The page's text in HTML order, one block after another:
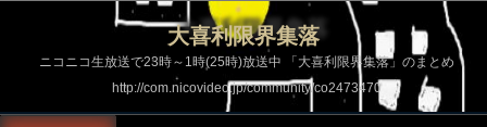
ス
大喜利限界集落
ニコニコ生放送で23時～1時(25時)放送中 「大喜利限界集落」のまとめ
http://com.nicovideo.jp/community/co2473470